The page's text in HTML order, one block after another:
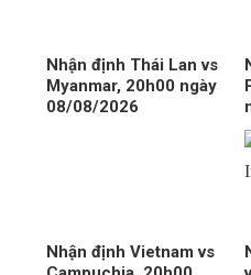
Nhận định Thái Lan vs
Myanmar, 20h00 ngày
08/08/2026
Nhận định Vietnam vs